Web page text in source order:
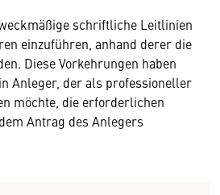
schriftliche Leitlinien
einzuführen, anhand derer die
Diese Vorkehrungen haben
Anleger, der als professioneller
möchte, die erforderlichen
Antrag des Anlegers